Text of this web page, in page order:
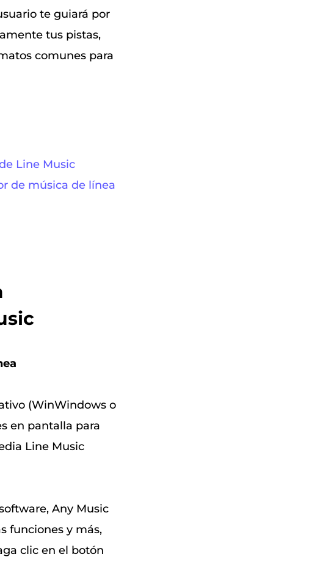
te guiará por
tus pistas,
comunes para
Line Music
de música de línea
(WinWindows o
en pantalla para
Line Music
Any Music
funciones y más,
clic en el botón